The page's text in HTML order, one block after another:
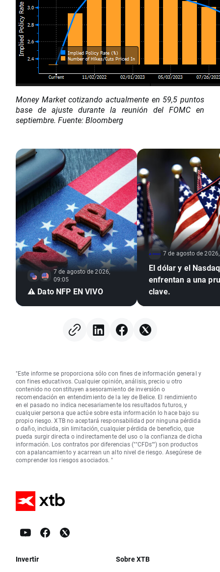
Money Market cotizando actualmente en 59,5 puntos
base de ajuste durante la reunión del FOMC en
septiembre. Fuente: Bloomberg
7 de agosto de 2026,
09:05
⚠️ Dato NFP EN VIVO
7 de agosto de
El dólar y el
enfrentan a una
clave.
"Este informe se proporciona sólo con fines de información general y
con fines educativos. Cualquier opinión, análisis, precio u otro
contenido no constituyen asesoramiento de inversión o
recomendación en entendimiento de la ley de Belice. El rendimiento
en el pasado no indica necesariamente los resultados futuros, y
cualquier persona que actúe sobre esta información lo hace bajo su
propio riesgo. XTB no aceptará responsabilidad por ninguna pérdida
o daño, incluida, sin limitación, cualquier pérdida de beneficio, que
pueda surgir directa o indirectamente del uso o la confianza de dicha
información. Los contratos por diferencias (""CFDs"") son productos
con apalancamiento y acarrean un alto nivel de riesgo. Asegúrese de
comprender los riesgos asociados. "
Invertir Sobre XTB